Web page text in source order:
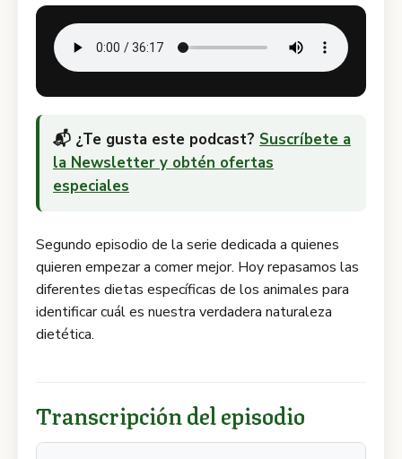
📬 ¿Te gusta este podcast? Suscríbete a
la Newsletter y obtén ofertas
especiales
Segundo episodio de la serie dedicada a quienes
quieren empezar a comer mejor. Hoy repasamos las
diferentes dietas específicas de los animales para
identificar cuál es nuestra verdadera naturaleza
dietética.
Transcripción del episodio